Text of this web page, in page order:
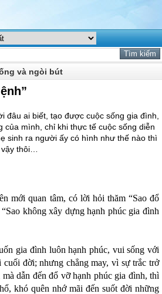
và ngòi bút
đâu ai biết, tạo được cuộc sống gia đình,
của mình, chỉ khi thực tế cuộc sống diễn
sinh ra người ấy có hình như thế nào thì
thôi…
mới quan tâm, có lời hỏi thăm “Sao đổ
không xây dựng hạnh phúc gia đình
gia đình luôn hạnh phúc, vui sống với
cuối đời; nhưng chẳng may, vì sự trắc trở
dẫn đến đổ vỡ hạnh phúc gia đình, thì
khó quên nhớ mãi đến suốt đời những